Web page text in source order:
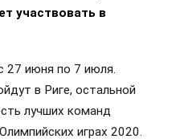
участвовать в
27 июня по 7 июля.
в Риге, остальной
лучших команд
играх 2020.